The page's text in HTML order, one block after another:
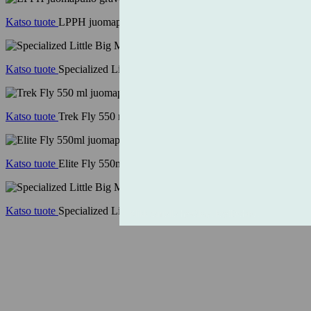
Katso tuote LPPH juomapullo gravel valkoinen
Katso tuote Specialized Little Big Mouth 21oz juomapullo kirkas/
Katso tuote Trek Fly 550 ml juomapullo tummansininen/kirkas
Katso tuote Elite Fly 550ml juomapullo pinkki
Katso tuote Specialized Little Big Mouth juomapullo 610ml square